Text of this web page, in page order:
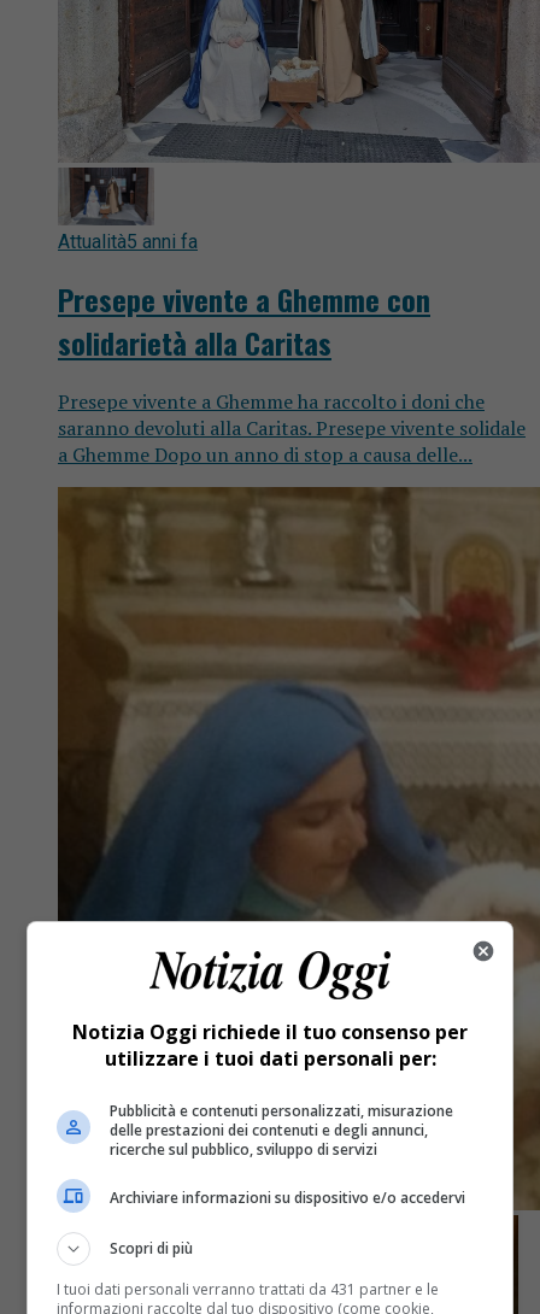
Attualità5 anni fa
Presepe vivente a Ghemme con
solidarietà alla Caritas
Presepe vivente a Ghemme ha raccolto i doni che
saranno devoluti alla Caritas. Presepe vivente solidale
a Ghemme Dopo un anno di stop a causa delle...
Notizia Oggi richiede il tuo consenso per
utilizzare i tuoi dati personali per:
Pubblicità e contenuti personalizzati, misurazione
delle prestazioni dei contenuti e degli annunci,
ricerche sul pubblico, sviluppo di servizi
Archiviare informazioni su dispositivo e/o accedervi
Scopri di più
I tuoi dati personali verranno trattati da 431 partner e le
informazioni raccolte dal tuo dispositivo (come cookie,